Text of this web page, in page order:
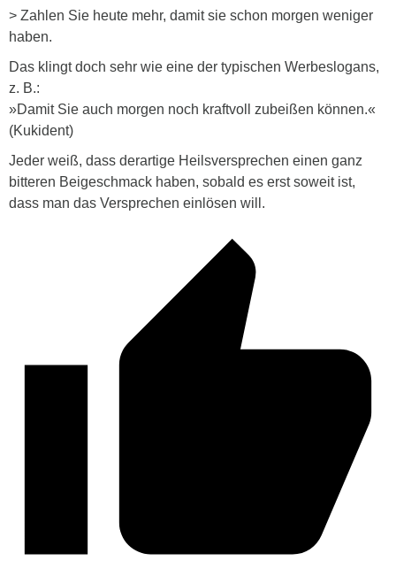
> Zahlen Sie heute mehr, damit sie schon morgen weniger
haben.
Das klingt doch sehr wie eine der typischen Werbeslogans,
z. B.:
»Damit Sie auch morgen noch kraftvoll zubeißen können.«
(Kukident)
Jeder weiß, dass derartige Heilsversprechen einen ganz
bitteren Beigeschmack haben, sobald es erst soweit ist,
dass man das Versprechen einlösen will.